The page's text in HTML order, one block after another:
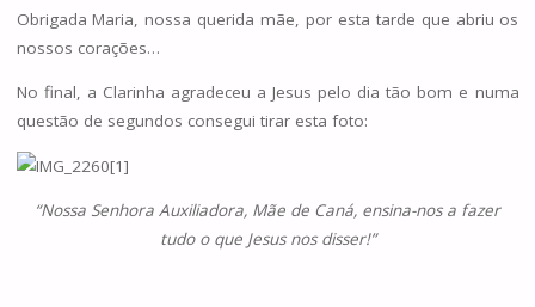
Obrigada Maria, nossa querida mãe, por esta tarde que abriu os
nossos corações…
No final, a Clarinha agradeceu a Jesus pelo dia tão bom e numa
questão de segundos consegui tirar esta foto:
“Nossa Senhora Auxiliadora, Mãe de Caná, ensina-nos a fazer
tudo o que Jesus nos disser!”